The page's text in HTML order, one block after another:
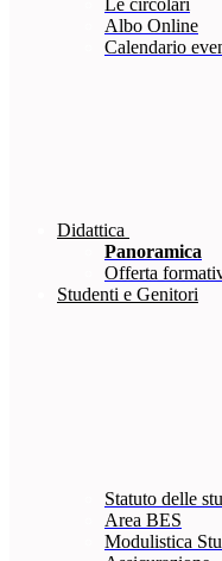
Le circolari
Albo Online
Calendario
Didattica
Panoramica
Offerta
Studenti e Genitori
Statuto delle
Area BES
Modulistica